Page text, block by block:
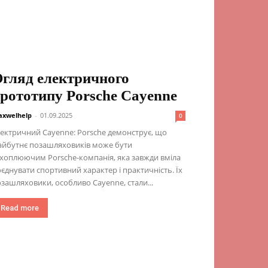
електричного
Porsche Cayenne
- 01.09.2025 0
Cayenne: Porsche демонструє, що
позашляховиків може бути
Porsche-компанія, яка завжди вміла
спортивний характер і практичність. Їх
особливо Cayenne, стали...
Read more